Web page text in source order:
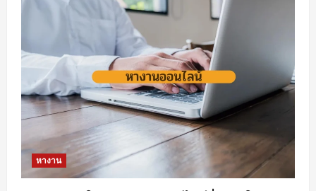
อุตสาหกรรม
หนองแค
ต้อง
มี
หางาน